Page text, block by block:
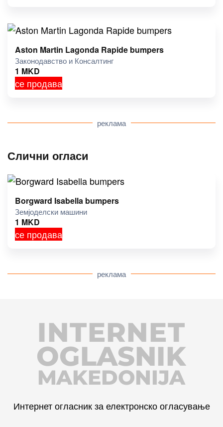
Aston Martin Lagonda Rapide bumpers
Законодавство и Консалтинг
1 MKD
се продава
реклама
Слични огласи
Borgward Isabella bumpers
Земјоделски машини
1 MKD
се продава
реклама
INTERNET
MAKEDONIJA
OGLASNIK
Интернет огласник за електронско огласување